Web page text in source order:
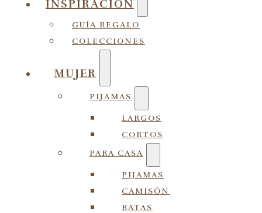
INSPIRACIÓN
GUÍA REGALO
COLECCIONES
MUJER
PIJAMAS
LARGOS
CORTOS
PARA CASA
PIJAMAS
CAMISÓN
BATAS